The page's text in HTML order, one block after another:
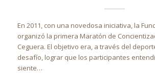
En 2011, con una novedosa iniciativa, la
organizó la primera Maratón de
Ceguera. El objetivo era, a través del
desafío, lograr que los participantes
siente…